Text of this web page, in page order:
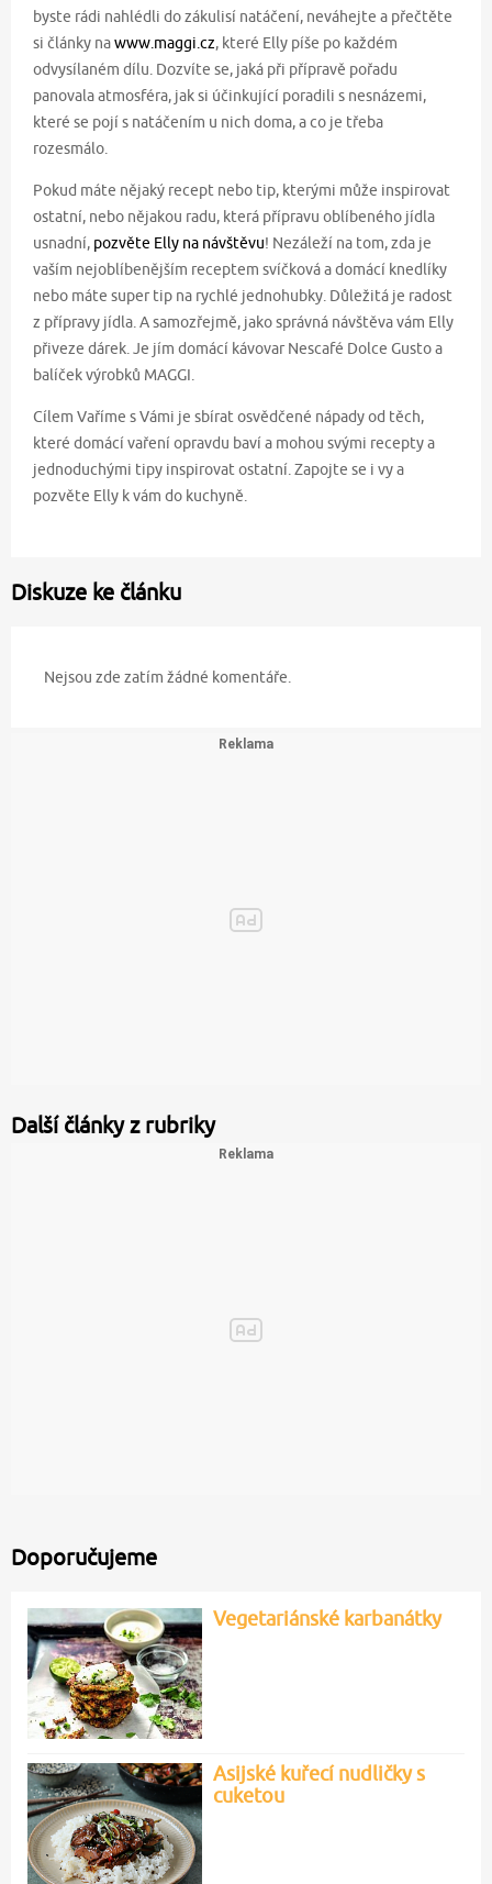
byste rádi nahlédli do zákulisí natáčení, neváhejte a přečtěte
si články nawww.maggi.cz, které Elly píše po každém
odvysílaném dílu. Dozvíte se, jaká při přípravě pořadu
panovala atmosféra, jak si účinkující poradili s nesnázemi,
které se pojí s natáčením u nich doma, a co je třeba
rozesmálo.
Pokud máte nějaký recept nebo tip, kterými může inspirovat
ostatní, nebo nějakou radu, která přípravu oblíbeného jídla
usnadní, pozvěte Elly na návštěvu! Nezáleží na tom, zda je
vaším nejoblíbenějším receptem svíčková a domácí knedlíky
nebo máte super tip na rychlé jednohubky. Důležitá je radost
z přípravy jídla. A samozřejmě, jako správná návštěva vám Elly
přiveze dárek. Je jím domácí kávovar Nescafé Dolce Gusto a
balíček výrobků MAGGI.
Cílem Vaříme s Vámi je sbírat osvědčené nápady od těch,
které domácí vaření opravdu baví a mohou svými recepty a
jednoduchými tipy inspirovat ostatní. Zapojte se i vy a
pozvěte Elly k vám do kuchyně.
Diskuze ke článku
Nejsou zde zatím žádné komentáře.
Další články z rubriky
Doporučujeme
Vegetariánské karbanátky
Asijské kuřecí nudličky s
cuketou